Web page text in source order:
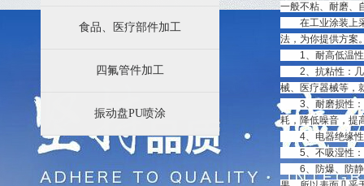
食品、医疗部件加工
四氟管件加工
振动盘PU喷涂
一般不粘、耐磨、
在工业涂装上采
法，为你提供方案
1、耐高低温性
2、抗粘性：几
械、医疗器械等，
3、耐磨损性：
耗，降低噪音，
4、电器绝缘性
5、不吸湿性：
6、防爆、防静